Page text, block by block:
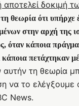
δοκιμή
θεωρία ότι υπήρχε
στην αρχή της
όταν κάποια
πετάχτηκαν
αυτήν τη θεωρία
να το ελέγξουμε
News.